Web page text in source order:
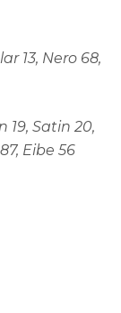
13, Nero 68,
19, Satin 20,
Eibe 56